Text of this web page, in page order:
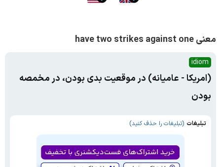
معنی have two strikes against one
idiom
(امریکا - عامیانه) در موقعیت بدی بودن، در مخمصه
بودن
تبلیغات (تبلیغات را حذف کنید)